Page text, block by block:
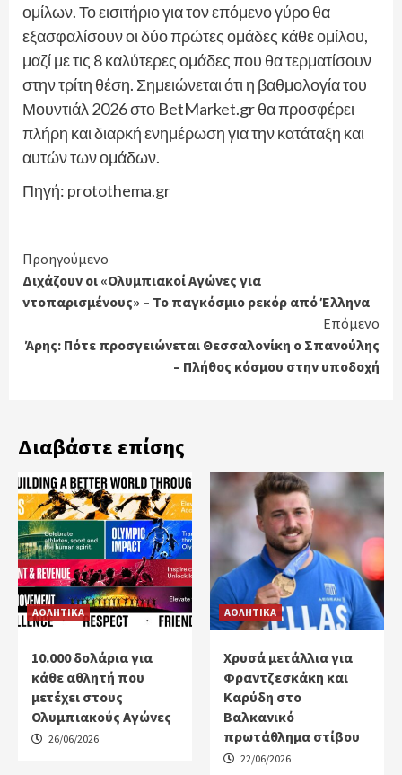
ομίλων. Το εισιτήριο για τον επόμενο γύρο θα
εξασφαλίσουν οι δύο πρώτες ομάδες κάθε ομίλου,
μαζί με τις 8 καλύτερες ομάδες που θα τερματίσουν
στην τρίτη θέση. Σημειώνεται ότι η βαθμολογία του
Μουντιάλ 2026 στο BetMarket.gr θα προσφέρει
πλήρη και διαρκή ενημέρωση για την κατάταξη και
αυτών των ομάδων.
Πηγή: protothema.gr
Continue
Reading
Προηγούμενο
Διχάζουν οι «Ολυμπιακοί Αγώνες για
ντοπαρισμένους» – Το παγκόσμιο ρεκόρ από Έλληνα
Επόμενο
Άρης: Πότε προσγειώνεται Θεσσαλονίκη ο Σπανούλης
– Πλήθος κόσμου στην υποδοχή
Διαβάστε επίσης
ΑΘΛΗΤΙΚΑ
10.000 δολάρια για
κάθε αθλητή που
μετέχει στους
Ολυμπιακούς Αγώνες
26/06/2026
ΑΘΛΗΤΙΚΑ
Χρυσά μετάλλια για
Φραντζεσκάκη και
Καρύδη στο
Βαλκανικό
πρωτάθλημα στίβου
22/06/2026